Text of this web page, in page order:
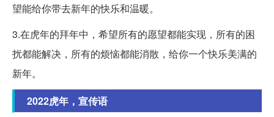
望能给你带去新年的快乐和温暖。
3.在虎年的拜年中，希望所有的愿望都能实现，所有的困
扰都能解决，所有的烦恼都能消散，给你一个快乐美满的
新年。
2022虎年，宣传语